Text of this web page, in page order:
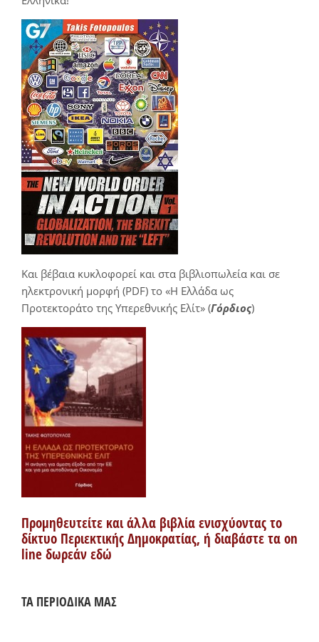
Και βέβαια κυκλοφορεί και στα βιβλιοπωλεία και σε
ηλεκτρονική μορφή (PDF) το «Η Ελλάδα ως
Προτεκτοράτο της Υπερεθνικής Ελίτ» (Γόρδιος)
Προμηθευτείτε και άλλα βιβλία ενισχύοντας το
δίκτυο Περιεκτικής Δημοκρατίας, ή διαβάστε τα on
line δωρεάν εδώ
ΤΑ ΠΕΡΙΟΔΙΚΑ ΜΑΣ